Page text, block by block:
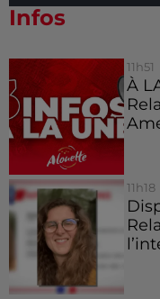
Infos
11h51
À
11h18